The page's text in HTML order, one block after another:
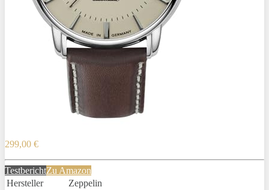
299,00 €
TestberichtZu Amazon
Hersteller
Zeppelin